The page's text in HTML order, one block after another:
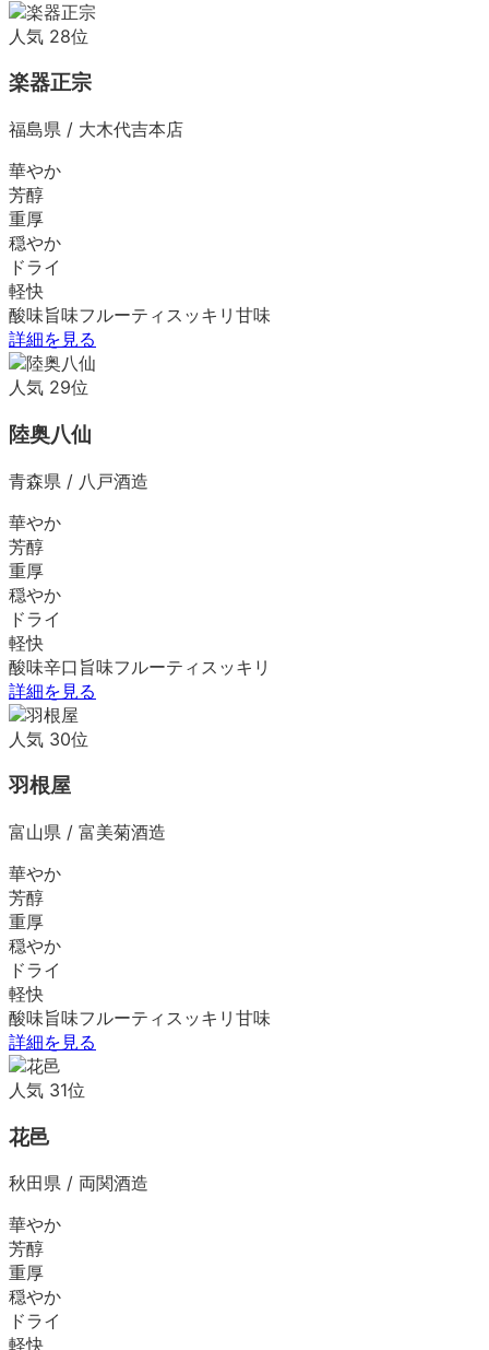
人気 28位
楽器正宗
福島県 / 大木代吉本店
華やか
芳醇
重厚
穏やか
ドライ
軽快
酸味旨味フルーティ スッキリ 甘味
詳細を見る
人気 29位
陸奥八仙
青森県 / 八戸酒造
華やか
芳醇
重厚
穏やか
ドライ
軽快
酸味辛口 旨味フルーティ スッキリ
詳細を見る
人気 30位
羽根屋
富山県 / 富美菊酒造
華やか
芳醇
重厚
穏やか
ドライ
軽快
酸味旨味フルーティ スッキリ 甘味
詳細を見る
人気 31位
花邑
秋田県 / 両関酒造
華やか
芳醇
重厚
穏やか
ドライ
軽快